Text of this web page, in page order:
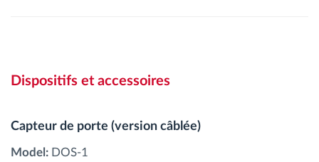
Dispositifs et accessoires
Capteur de porte (version câblée)
Model: DOS-1